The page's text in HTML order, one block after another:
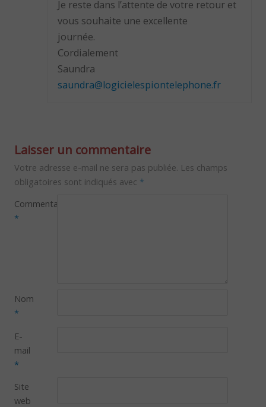
Je reste dans l’attente de votre retour et
vous souhaite une excellente
journée.
Cordialement
Saundra
saundra@logicielespiontelephone.fr
Laisser un commentaire
Votre adresse e-mail ne sera pas publiée. Les champs
obligatoires sont indiqués avec *
Commentaire
*
Nom
*
E-
mail
*
Site
web